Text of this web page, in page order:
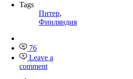
Tags
Питер,
Финляндия
76
Leave a
comment